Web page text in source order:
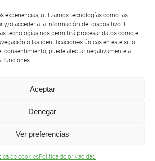
experiencias, utilizamos tecnologías como las
y/o acceder a la información del dispositivo. El
tecnologías nos permitirá procesar datos como el
o las identificaciones únicas en este sitio.
consentimiento, puede afectar negativamente a
funciones.
Aceptar
Denegar
Ver preferencias
de cookiesPolítica de privacidad
© 2021 |Aviso legal